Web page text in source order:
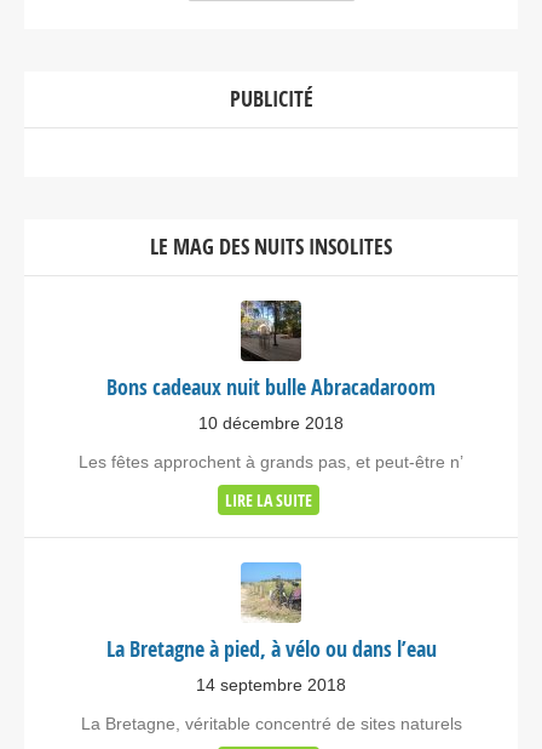
PUBLICITÉ
LE MAG DES NUITS INSOLITES
Bons cadeaux nuit bulle Abracadaroom
10 décembre 2018
Les fêtes approchent à grands pas, et peut-être n’
LIRE LA SUITE
La Bretagne à pied, à vélo ou dans l’eau
14 septembre 2018
La Bretagne, véritable concentré de sites naturels